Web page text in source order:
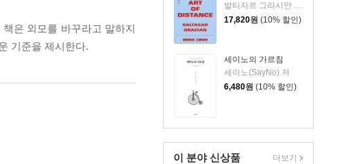
발타자르 그라시안 저/하와이 대저택 편저
17,820원 (10% 할인)
세이노의 가르침
세이노(SayNo) 저
6,480원 (10% 할인)
이 분야 신상품 더보기
은 외모를 바꾸라고 말하지
기준을 제시한다.